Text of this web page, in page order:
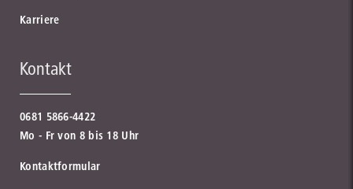
Karriere
Kontakt
0681 5866-4422
Mo - Fr von 8 bis 18 Uhr
Kontaktformular